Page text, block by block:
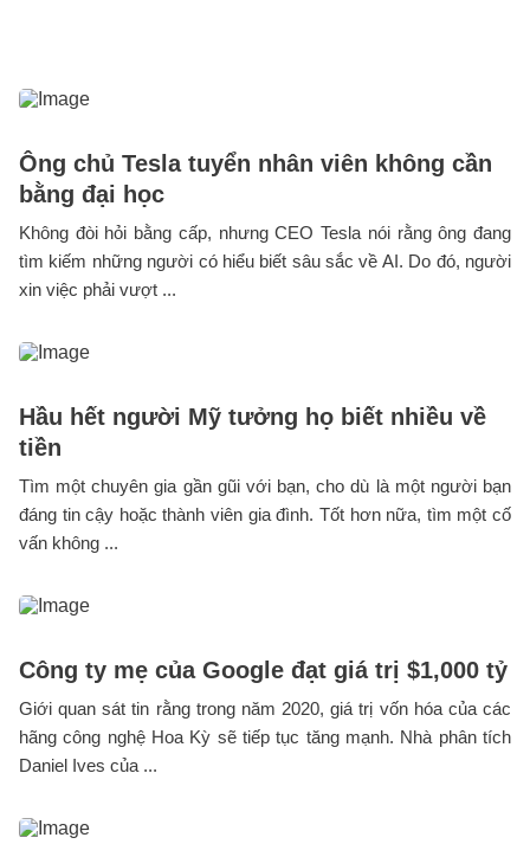
Ông chủ Tesla tuyển nhân viên không cần
bằng đại học
Không đòi hỏi bằng cấp, nhưng CEO Tesla nói rằng ông đang
tìm kiếm những người có hiểu biết sâu sắc về AI. Do đó, người
xin việc phải vượt ...
Hầu hết người Mỹ tưởng họ biết nhiều về
tiền
Tìm một chuyên gia gần gũi với bạn, cho dù là một người bạn
đáng tin cậy hoặc thành viên gia đình. Tốt hơn nữa, tìm một cố
vấn không ...
Công ty mẹ của Google đạt giá trị $1,000 tỷ
Giới quan sát tin rằng trong năm 2020, giá trị vốn hóa của các
hãng công nghệ Hoa Kỳ sẽ tiếp tục tăng mạnh. Nhà phân tích
Daniel Ives của ...